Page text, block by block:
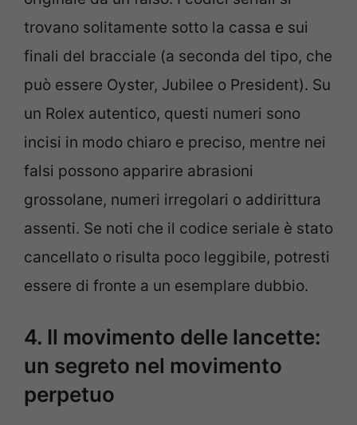
trovano solitamente sotto la cassa e sui
finali del bracciale (a seconda del tipo, che
può essere Oyster, Jubilee o President). Su
un Rolex autentico, questi numeri sono
incisi in modo chiaro e preciso, mentre nei
falsi possono apparire abrasioni
grossolane, numeri irregolari o addirittura
assenti. Se noti che il codice seriale è stato
cancellato o risulta poco leggibile, potresti
essere di fronte a un esemplare dubbio.
4. Il movimento delle lancette:
un segreto nel movimento
perpetuo